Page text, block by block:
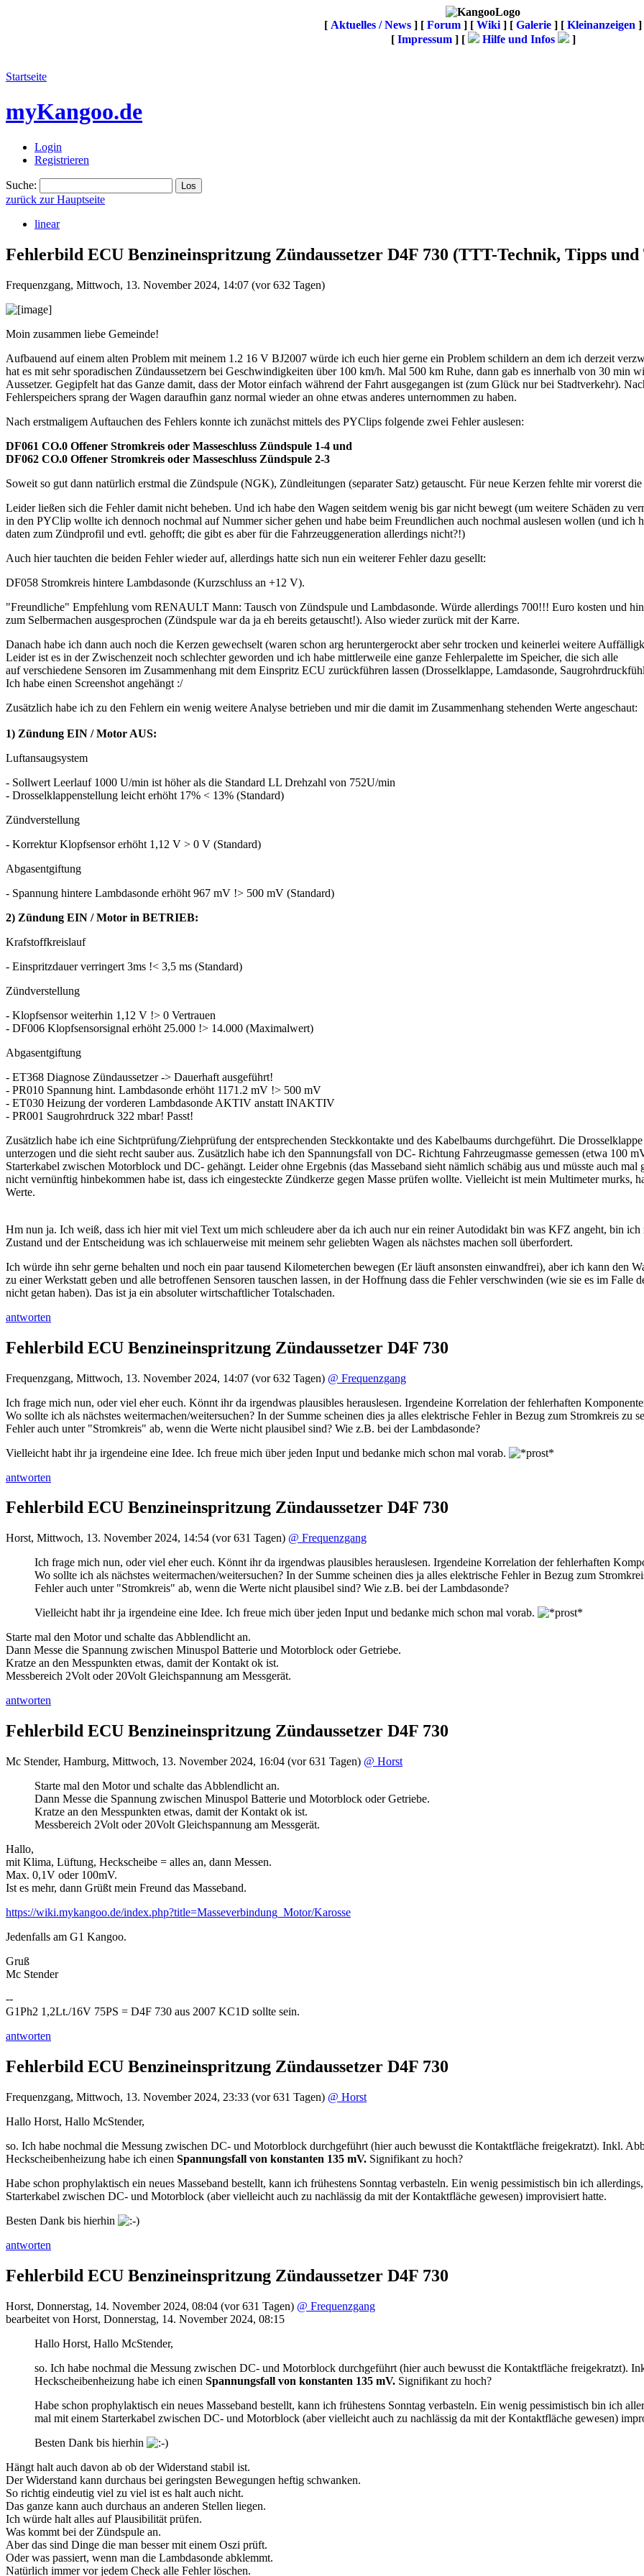
[ Aktuelles / News ] [ Forum ] [ Wiki ] [ Galerie ] [ Kleinanzeigen ]
[ Impressum] [ Hilfe und Infos ]
Startseite
myKangoo.de
Login
Registrieren
Suche:
zurück zur Hauptseite
linear
Fehlerbild ECU Benzineinspritzung Zündaussetzer D4F 730 (TTT-Technik, Tipps und
Frequenzgang, Mittwoch, 13. November 2024, 14:07 (vor 632 Tagen)
Moin zusammen liebe Gemeinde!
Aufbauend auf einem alten Problem mit meinem 1.2 16 V BJ2007 würde ich euch hier gerne ein Problem schildern an dem ich derzeit
hat es mit sehr sporadischen Zündaussetzern bei Geschwindigkeiten über 100 km/h. Mal 500 km Ruhe, dann gab es innerhalb von 30 min
Aussetzer. Gegipfelt hat das Ganze damit, dass der Motor einfach während der Fahrt ausgegangen ist (zum Glück nur bei Stadtverkehr).
Fehlerspeichers sprang der Wagen daraufhin ganz normal wieder an ohne etwas anderes unternommen zu haben.
Nach erstmaligem Auftauchen des Fehlers konnte ich zunächst mittels des PYClips folgende zwei Fehler auslesen:
DF061 CO.0 Offener Stromkreis oder Masseschluss Zündspule 1-4 und
DF062 CO.0 Offener Stromkreis oder Masseschluss Zündspule 2-3
Soweit so gut dann natürlich erstmal die Zündspule (NGK), Zündleitungen (separater Satz) getauscht. Für neue Kerzen fehlte mir vorerst die
Leider ließen sich die Fehler damit nicht beheben. Und ich habe den Wagen seitdem wenig bis gar nicht bewegt (um weitere Schäden zu
in den PYClip wollte ich dennoch nochmal auf Nummer sicher gehen und habe beim Freundlichen auch nochmal auslesen wollen (und ich
daten zum Zündprofil und evtl. gehofft; die gibt es aber für die Fahrzeuggeneration allerdings nicht?!)
Auch hier tauchten die beiden Fehler wieder auf, allerdings hatte sich nun ein weiterer Fehler dazu gesellt:
DF058 Stromkreis hintere Lambdasonde (Kurzschluss an +12 V).
"Freundliche" Empfehlung vom RENAULT Mann: Tausch von Zündspule und Lambdasonde. Würde allerdings 700!!! Euro kosten und
zum Selbermachen ausgesprochen (Zündspule war da ja eh bereits getauscht!). Also wieder zurück mit der Karre.
Danach habe ich dann auch noch die Kerzen gewechselt (waren schon arg heruntergerockt aber sehr trocken und keinerlei weitere
Leider ist es in der Zwischenzeit noch schlechter geworden und ich habe mittlerweile eine ganze Fehlerpalette im Speicher, die sich alle
auf verschiedene Sensoren im Zusammenhang mit dem Einspritz ECU zurückführen lassen (Drosselklappe, Lamdasonde,
Ich habe einen Screenshot angehängt :/
Zusätzlich habe ich zu den Fehlern ein wenig weitere Analyse betrieben und mir die damit im Zusammenhang stehenden Werte angeschaut:
1) Zündung EIN / Motor AUS:
Luftansaugsystem
- Sollwert Leerlauf 1000 U/min ist höher als die Standard LL Drehzahl von 752U/min
- Drosselklappenstellung leicht erhöht 17% < 13% (Standard)
Zündverstellung
- Korrektur Klopfsensor erhöht 1,12 V > 0 V (Standard)
Abgasentgiftung
- Spannung hintere Lambdasonde erhöht 967 mV !> 500 mV (Standard)
2) Zündung EIN / Motor in BETRIEB:
Krafstoffkreislauf
- Einspritzdauer verringert 3ms !< 3,5 ms (Standard)
Zündverstellung
- Klopfsensor weiterhin 1,12 V !> 0 Vertrauen
- DF006 Klopfsensorsignal erhöht 25.000 !> 14.000 (Maximalwert)
Abgasentgiftung
- ET368 Diagnose Zündaussetzer -> Dauerhaft ausgeführt!
- PR010 Spannung hint. Lambdasonde erhöht 1171.2 mV !> 500 mV
- ET030 Heizung der vorderen Lambdasonde AKTIV anstatt INAKTIV
- PR001 Saugrohrdruck 322 mbar! Passt!
Zusätzlich habe ich eine Sichtprüfung/Ziehprüfung der entsprechenden Steckkontakte und des Kabelbaums durchgeführt. Die
unterzogen und die sieht recht sauber aus. Zusätzlich habe ich den Spannungsfall von DC- Richtung Fahrzeugmasse gemessen (etwa 100
Starterkabel zwischen Motorblock und DC- gehängt. Leider ohne Ergebnis (das Masseband sieht nämlich schäbig aus und müsste auch mal
nicht vernünftig hinbekommen habe ist, dass ich eingesteckte Zündkerze gegen Masse prüfen wollte. Vielleicht ist mein Multimeter murks,
Werte.
Hm nun ja. Ich weiß, dass ich hier mit viel Text um mich schleudere aber da ich auch nur ein reiner Autodidakt bin was KFZ angeht, bin ich
Zustand und der Entscheidung was ich schlauerweise mit meinem sehr geliebten Wagen als nächstes machen soll überfordert.
Ich würde ihn sehr gerne behalten und noch ein paar tausend Kilometerchen bewegen (Er läuft ansonsten einwandfrei), aber ich kann den
zu einer Werkstatt geben und alle betroffenen Sensoren tauschen lassen, in der Hoffnung dass die Fehler verschwinden (wie sie es im Falle
nicht getan haben). Das ist ja ein absoluter wirtschaftlicher Totalschaden.
antworten
Fehlerbild ECU Benzineinspritzung Zündaussetzer D4F 730
Frequenzgang, Mittwoch, 13. November 2024, 14:07 (vor 632 Tagen) @ Frequenzgang
Ich frage mich nun, oder viel eher euch. Könnt ihr da irgendwas plausibles herauslesen. Irgendeine Korrelation der fehlerhaften
Wo sollte ich als nächstes weitermachen/weitersuchen? In der Summe scheinen dies ja alles elektrische Fehler in Bezug zum Stromkreis zu
Fehler auch unter "Stromkreis" ab, wenn die Werte nicht plausibel sind? Wie z.B. bei der Lambdasonde?
Vielleicht habt ihr ja irgendeine eine Idee. Ich freue mich über jeden Input und bedanke mich schon mal vorab.
antworten
Fehlerbild ECU Benzineinspritzung Zündaussetzer D4F 730
Horst, Mittwoch, 13. November 2024, 14:54 (vor 631 Tagen) @ Frequenzgang
Ich frage mich nun, oder viel eher euch. Könnt ihr da irgendwas plausibles herauslesen. Irgendeine Korrelation der fehlerhaften
Wo sollte ich als nächstes weitermachen/weitersuchen? In der Summe scheinen dies ja alles elektrische Fehler in Bezug zum
Fehler auch unter "Stromkreis" ab, wenn die Werte nicht plausibel sind? Wie z.B. bei der Lambdasonde?
Vielleicht habt ihr ja irgendeine eine Idee. Ich freue mich über jeden Input und bedanke mich schon mal vorab.
Starte mal den Motor und schalte das Abblendlicht an.
Dann Messe die Spannung zwischen Minuspol Batterie und Motorblock oder Getriebe.
Kratze an den Messpunkten etwas, damit der Kontakt ok ist.
Messbereich 2Volt oder 20Volt Gleichspannung am Messgerät.
antworten
Fehlerbild ECU Benzineinspritzung Zündaussetzer D4F 730
Mc Stender, Hamburg, Mittwoch, 13. November 2024, 16:04 (vor 631 Tagen) @ Horst
Starte mal den Motor und schalte das Abblendlicht an.
Dann Messe die Spannung zwischen Minuspol Batterie und Motorblock oder Getriebe.
Kratze an den Messpunkten etwas, damit der Kontakt ok ist.
Messbereich 2Volt oder 20Volt Gleichspannung am Messgerät.
Hallo,
mit Klima, Lüftung, Heckscheibe = alles an, dann Messen.
Max. 0,1V oder 100mV.
Ist es mehr, dann Grüßt mein Freund das Masseband.
https://wiki.mykangoo.de/index.php?title=Masseverbindung_Motor/Karosse
Jedenfalls am G1 Kangoo.
Gruß
Mc Stender
--
G1Ph2 1,2Lt./16V 75PS = D4F 730 aus 2007 KC1D sollte sein.
antworten
Fehlerbild ECU Benzineinspritzung Zündaussetzer D4F 730
Frequenzgang, Mittwoch, 13. November 2024, 23:33 (vor 631 Tagen) @ Horst
Hallo Horst, Hallo McStender,
so. Ich habe nochmal die Messung zwischen DC- und Motorblock durchgeführt (hier auch bewusst die Kontaktfläche freigekratzt). Inkl.
Heckscheibenheizung habe ich einen Spannungsfall von konstanten 135 mV. Signifikant zu hoch?
Habe schon prophylaktisch ein neues Masseband bestellt, kann ich frühestens Sonntag verbasteln. Ein wenig pessimistisch bin ich
Starterkabel zwischen DC- und Motorblock (aber vielleicht auch zu nachlässig da mit der Kontaktfläche gewesen) improvisiert hatte.
Besten Dank bis hierhin
antworten
Fehlerbild ECU Benzineinspritzung Zündaussetzer D4F 730
Horst, Donnerstag, 14. November 2024, 08:04 (vor 631 Tagen) @ Frequenzgang
bearbeitet von Horst, Donnerstag, 14. November 2024, 08:15
Hallo Horst, Hallo McStender,
so. Ich habe nochmal die Messung zwischen DC- und Motorblock durchgeführt (hier auch bewusst die Kontaktfläche freigekratzt).
Heckscheibenheizung habe ich einen Spannungsfall von konstanten 135 mV. Signifikant zu hoch?
Habe schon prophylaktisch ein neues Masseband bestellt, kann ich frühestens Sonntag verbasteln. Ein wenig pessimistisch bin ich
mal mit einem Starterkabel zwischen DC- und Motorblock (aber vielleicht auch zu nachlässig da mit der Kontaktfläche gewesen)
Besten Dank bis hierhin
Hängt halt auch davon ab ob der Widerstand stabil ist.
Der Widerstand kann durchaus bei geringsten Bewegungen heftig schwanken.
So richtig eindeutig viel zu viel ist es halt auch nicht.
Das ganze kann auch durchaus an anderen Stellen liegen.
Ich würde halt alles auf Plausibilität prüfen.
Was kommt bei der Zündspule an.
Aber das sind Dinge die man besser mit einem Oszi prüft.
Oder was passiert, wenn man die Lambdasonde abklemmt.
Natürlich immer vor jedem Check alle Fehler löschen.